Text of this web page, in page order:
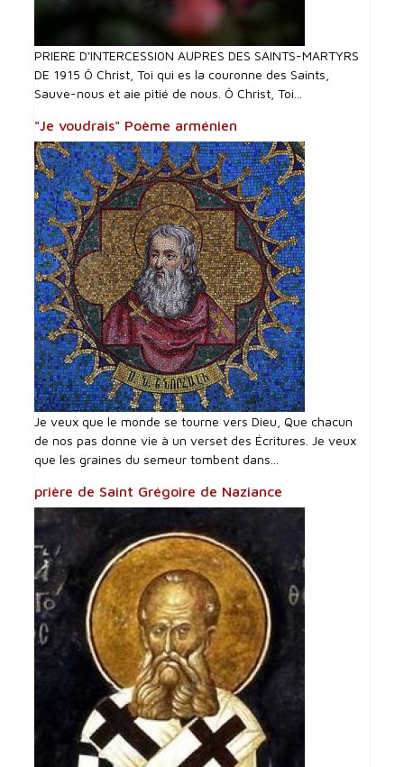
PRIERE D'INTERCESSI0N AUPRES DES SAINTS-MARTYRS
DE 1915 Ô Christ, Toi qui es la couronne des Saints,
Sauve-nous et aie pitié de nous. Ô Christ, Toi...
"Je voudrais" Poème arménien
Je veux que le monde se tourne vers Dieu, Que chacun
de nos pas donne vie à un verset des Écritures. Je veux
que les graines du semeur tombent dans...
prière de Saint Grégoire de Naziance